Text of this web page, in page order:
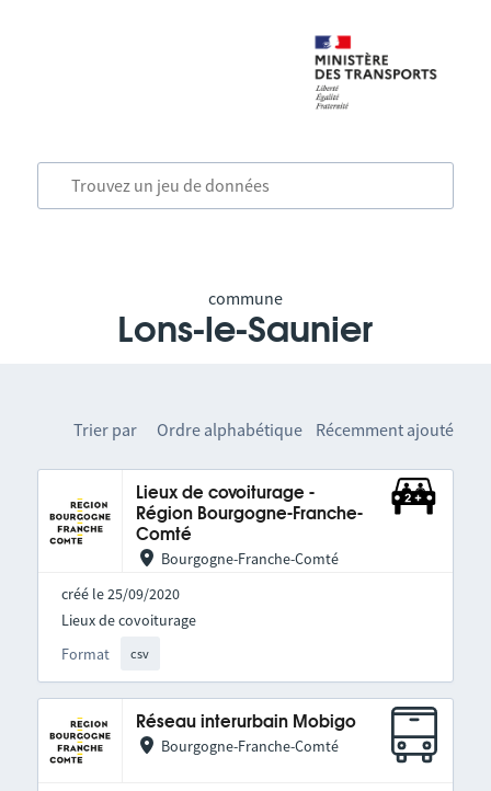
commune
Lons-le-Saunier
Trier par Ordre alphabétique Récemment ajouté
Lieux de covoiturage -
Région Bourgogne-Franche-
Comté
Bourgogne-Franche-Comté
créé le 25/09/2020
Format csv
Lieux de covoiturage
Réseau interurbain Mobigo
Bourgogne-Franche-Comté